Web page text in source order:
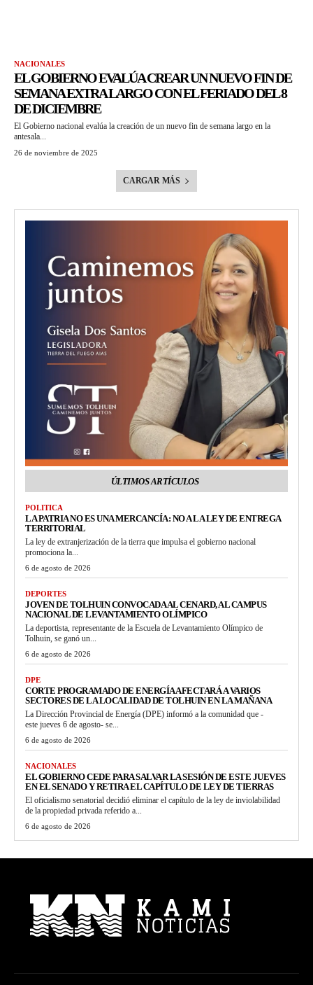
NACIONALES
EL GOBIERNO EVALÚA CREAR UN NUEVO FIN DE
SEMANA EXTRA LARGO CON EL FERIADO DEL 8
DE DICIEMBRE
El Gobierno nacional evalúa la creación de un nuevo fin de semana largo en la
antesala...
26 de noviembre de 2025
CARGAR MÁS
ÚLTIMOS ARTÍCULOS
POLITICA
LA PATRIA NO ES UNA MERCANCÍA: NO A LA LEY DE ENTREGA
TERRITORIAL
La ley de extranjerización de la tierra que impulsa el gobierno nacional
promociona la...
6 de agosto de 2026
DEPORTES
JOVEN DE TOLHUIN CONVOCADA AL CENARD, AL CAMPUS
NACIONAL DE LEVANTAMIENTO OLÍMPICO
La deportista, representante de la Escuela de Levantamiento Olímpico de
Tolhuin, se ganó un...
6 de agosto de 2026
DPE
CORTE PROGRAMADO DE ENERGÍA AFECTARÁ A VARIOS
SECTORES DE LA LOCALIDAD DE TOLHUIN EN LA MAÑANA
La Dirección Provincial de Energía (DPE) informó a la comunidad que -
este jueves 6 de agosto- se...
6 de agosto de 2026
NACIONALES
EL GOBIERNO CEDE PARA SALVAR LA SESIÓN DE ESTE JUEVES
EN EL SENADO Y RETIRA EL CAPÍTULO DE LEY DE TIERRAS
El oficialismo senatorial decidió eliminar el capítulo de la ley de inviolabilidad
de la propiedad privada referido a...
6 de agosto de 2026